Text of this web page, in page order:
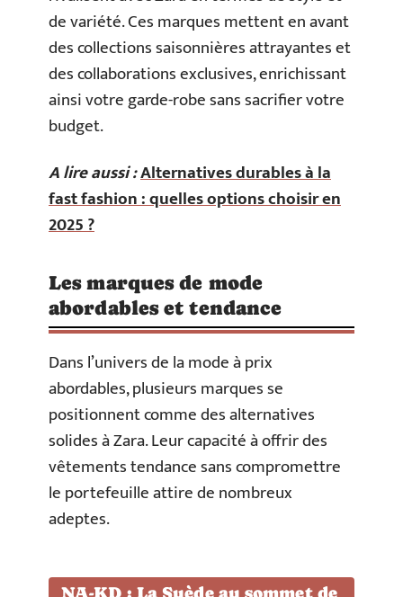
de variété. Ces marques mettent en avant
des collections saisonnières attrayantes et
des collaborations exclusives, enrichissant
ainsi votre garde-robe sans sacrifier votre
budget.
A lire aussi :Alternatives durables à la
fast fashion : quelles options choisir en
2025 ?
Les marques de mode
abordables et tendance
Dans l’univers de la mode à prix
abordables, plusieurs marques se
positionnent comme des alternatives
solides à Zara. Leur capacité à offrir des
vêtements tendance sans compromettre
le portefeuille attire de nombreux
adeptes.
NA-KD : La Suède au sommet de